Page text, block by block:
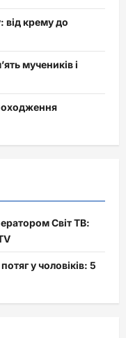
від крему до
мучеників і
Світ ТВ:
у чоловіків: 5